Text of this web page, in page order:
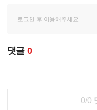
댓글 0
0/0